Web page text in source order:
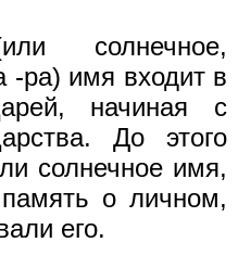
солнечное,
-ра) имя входит в
начиная с
До этого
солнечное имя,
о личном,
его.